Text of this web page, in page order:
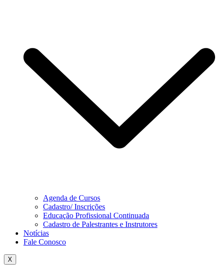
Agenda de Cursos
Cadastro/ Inscrições
Educação Profissional Continuada
Cadastro de Palestrantes e Instrutores
Notícias
Fale Conosco
X